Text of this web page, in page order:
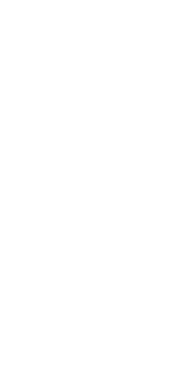
的解决方式也不能是“我